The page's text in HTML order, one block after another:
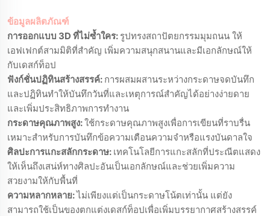
ข้อมูลผลิตภัณฑ์
การออกแบบ 3D ที่ไม่ซ้ำใคร: รูปทรงสถาปัตยกรรมมุมถนน ให้
เอฟเฟกต์สามมิติที่สำคัญ เพิ่มความสนุกสนานและมีเอกลักษณ์ให้
กับเดสก์ท็อป
ฟังก์ชั่นปฏิทินสร้างสรรค์: การผสมผสานระหว่างกระดาษจดบันทึก
และปฏิทินทำให้บันทึกวันที่และเหตุการณ์สำคัญได้อย่างง่ายดาย
และเพิ่มประสิทธิภาพการทำงาน
กระดาษคุณภาพสูง:ใช้กระดาษคุณภาพสูงเพื่อการเขียนที่ราบรื่น
เหมาะสำหรับการบันทึกข้อความเตือนความจำหรือแรงบันดาลใจ
ศิลปะการแกะสลักกระดาษ: เทคโนโลยีการแกะสลักที่ประณีตแสดง
ให้เห็นถึงเสน่ห์ทางศิลปะอันเป็นเอกลักษณ์และช่วยเพิ่มความ
สวยงามให้กับพื้นที่
ความหลากหลาย:ไม่เพียงแต่เป็นกระดาษโน้ตเท่านั้น แต่ยัง
สามารถใช้เป็นของตกแต่งเดสก์ท็อปเพื่อเพิ่มบรรยากาศสร้างสรรค์